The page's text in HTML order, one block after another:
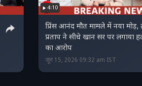
4:10
प्रिंस आनंद मौत मामले में नया
प्रताप ने सीधे खान सर पर लगाया
का आरोप
जून 15, 2026 09:32 am IST